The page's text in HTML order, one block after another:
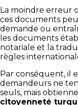
La moindre erreur
ces documents
demande ou
les documents
notariale et la
règles
Par conséquent, il
demandeurs ne
seuls, mais
citoyenneté